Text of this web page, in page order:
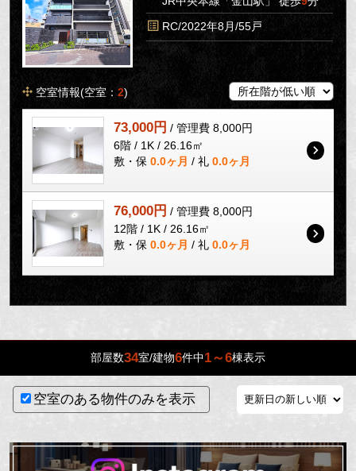
RC/2022年8月/55戸
空室情報(空室：2)
73,000円 / 管理費 8,000円
6階 / 1K / 26.16㎡
敷・保 0.0ヶ月 / 礼 0.0ヶ月
76,000円 / 管理費 8,000円
12階 / 1K / 26.16㎡
敷・保 0.0ヶ月 / 礼 0.0ヶ月
部屋数34室/建物6件中1～6棟表示
空室のある物件のみを表示